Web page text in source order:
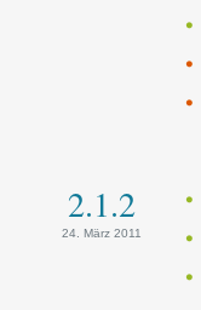
2.1.2
24. März 2011